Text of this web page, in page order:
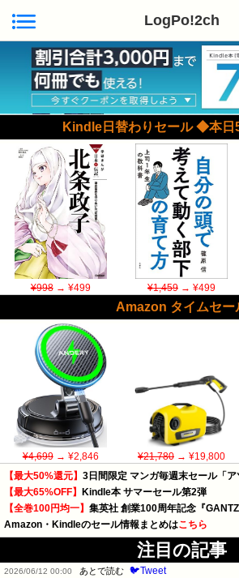
LogPo!2ch
Kindle日替わりセール ◆本日
¥998→ ¥499 ¥1,459→ ¥499
Amazon タイムセー
¥4,699→ ¥2,846 ¥21,780→ ¥19,800
【最大50%還元】 3日間限定 マンガ毎週末セール「ア
【最大65%OFF】
Kindle本 サマーセール第2弾
【全巻100円均一】 集英社 創業100周年記念『
Amazon・Kindleのセール情報まとめはこちら
注目の記事
2026/06/12 00:00 あとで読む 🐦Tweet